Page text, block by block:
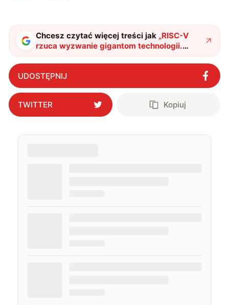
Chcesz czytać więcej treści jak „RISC-V
rzuca wyzwanie gigantom technologii.
Crysis i Wiedźmin 3 działają na otwartej
architekturze"?
UDOSTĘPNIJ
TWITTER Kopiuj